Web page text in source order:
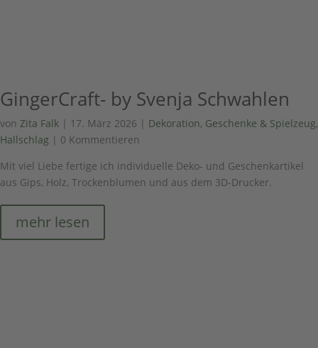
GingerCraft- by Svenja Schwahlen
von Zita Falk | 17. März 2026 | Dekoration, Geschenke & Spielzeug,
Hallschlag | 0 Kommentieren
Mit viel Liebe fertige ich individuelle Deko- und Geschenkartikel
aus Gips, Holz, Trockenblumen und aus dem 3D-Drucker.
mehr lesen